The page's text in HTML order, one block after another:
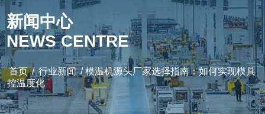
新闻中心
NEWS CENTRE
首页/行业新闻/ 模温机源头厂家选择指南：如何实现模具
控温度化